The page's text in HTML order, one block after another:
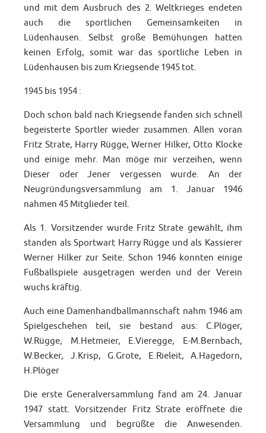
und mit dem Ausbruch des 2. Weltkrieges endeten
auch die sportlichen Gemeinsamkeiten in
Lüdenhausen. Selbst große Bemühungen hatten
keinen Erfolg, somit war das sportliche Leben in
Lüdenhausen bis zum Kriegsende 1945 tot.
1945 bis 1954 :
Doch schon bald nach Kriegsende fanden sich schnell
begeisterte Sportler wieder zusammen. Allen voran
Fritz Strate, Harry Rügge, Werner Hilker, Otto Klocke
und einige mehr. Man möge mir verzeihen, wenn
Dieser oder Jener vergessen wurde. An der
Neugründungsversammlung am 1. Januar 1946
nahmen 45 Mitglieder teil.
Als 1. Vorsitzender wurde Fritz Strate gewählt, ihm
standen als Sportwart Harry Rügge und als Kassierer
Werner Hilker zur Seite. Schon 1946 konnten einige
Fußballspiele ausgetragen werden und der Verein
wuchs kräftig.
Auch eine Damenhandballmannschaft nahm 1946 am
Spielgeschehen teil, sie bestand aus: C.Plöger,
W.Rügge, M.Hetmeier, E.Vieregge, E-M.Bernbach,
W.Becker, J.Krisp, G.Grote, E.Rieleit, A.Hagedorn,
H.Plöger
Die erste Generalversammlung fand am 24. Januar
1947 statt. Vorsitzender Fritz Strate eröffnete die
Versammlung und begrüßte die Anwesenden.